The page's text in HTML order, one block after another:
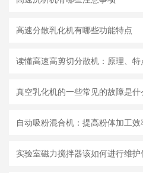
高速分散乳化机有哪些功能特点
真空乳化机的一些常见的故障是什
实验室磁力搅拌器该如何进行维护